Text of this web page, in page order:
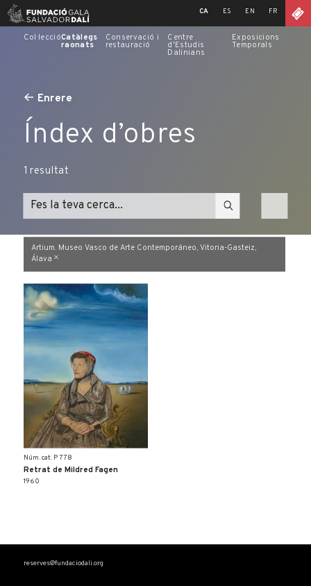
Skip
CA ES EN FR
Col·leccióCatàlegs
raonats
Conservació i
restauració
Centre
d'Estudis
Dalinians
Exposicions
Temporals
Enrere
Índex d’obres
1 resultat
Artium. Museo Vasco de Arte Contemporáneo, Vitoria-Gasteiz,
Álava
Núm. cat. P 778
Retrat de Mildred Fagen
1960
reserves@fundaciodali.org